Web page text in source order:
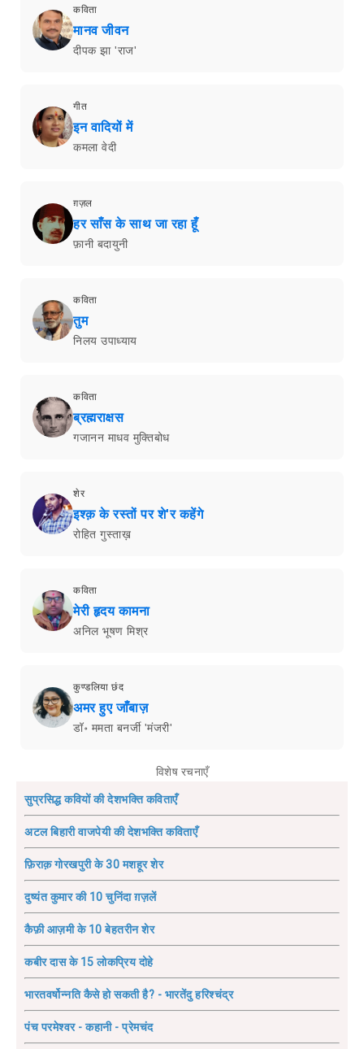
कविता
मानव जीवन
दीपक झा 'राज'
गीत
इन वादियों में
कमला वेदी
ग़ज़ल
हर साँस के साथ जा रहा हूँ
फ़ानी बदायुनी
कविता
तुम
निलय उपाध्याय
कविता
ब्रह्मराक्षस
गजानन माधव मुक्तिबोध
शेर
इश्क़ के रस्तों पर शे'र कहेंगे
रोहित गुस्ताख़
कविता
मेरी हृदय कामना
अनिल भूषण मिश्र
कुण्डलिया छंद
अमर हुए जाँबाज़
डॉ॰ ममता बनर्जी 'मंजरी'
विशेष रचनाएँ
सुप्रसिद्ध कवियों की देशभक्ति कविताएँ
अटल बिहारी वाजपेयी की देशभक्ति कविताएँ
फ़िराक़ गोरखपुरी के 30 मशहूर शेर
दुष्यंत कुमार की 10 चुनिंदा ग़ज़लें
कैफ़ी आज़मी के 10 बेहतरीन शेर
कबीर दास के 15 लोकप्रिय दोहे
भारतवर्षोन्नति कैसे हो सकती है? - भारतेंदु हरिश्चंद्र
पंच परमेश्वर - कहानी - प्रेमचंद